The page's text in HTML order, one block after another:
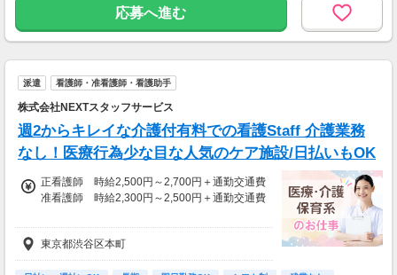
応募へ進む
派遣 看護師・准看護師・看護助手
株式会社NEXTスタッフサービス
週2からキレイな介護付有料での看護Staff 介護業務
なし！医療行為少な目な人気のケア施設/日払いもOK
正看護師 時給2,500円～2,700円＋通勤交通費
准看護師 時給2,300円～2,500円＋通勤交通費
※経験資格によって変動有
※日払い利用可能
東京都渋谷区本町